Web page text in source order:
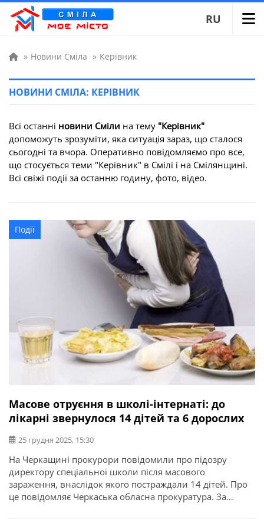
RU
» Новини Сміла » Керівник
НОВИНИ СМІЛА: КЕРІВНИК
Всі останні новини Сміли на тему "Керівник"
допоможуть зрозуміти, яка ситуація зараз, що сталося
сьогодні та вчора. Оперативно повідомляємо про все,
що стосується теми "Керівник" в Смілі і на Смілянщині.
Всі свіжі події за останню годину, фото, відео.
Події
Масове отруєння в школі-інтернаті: до
лікарні звернулося 14 дітей та 6 дорослих
25 грудня 2025, 15:30
На Черкащині прокурори повідомили про підозру
директору спеціальної школи після масового
зараження, внаслідок якого постраждали 14 дітей. Про
це повідомляє Черкаська обласна прокуратура. За
дітей та 6 дорослих із масовим отруєнням.